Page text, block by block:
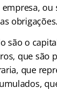
ou
obrigações.
são o
que são
que